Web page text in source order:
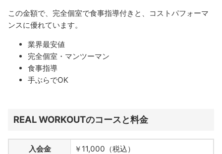
この金額で、完全個室で食事指導付きと、コストパフォーマ
ンスに優れています。
業界最安値
完全個室・マンツーマン
食事指導
手ぶらでOK
REAL WORKOUTのコースと料金
入会金 ￥11,000（税込）